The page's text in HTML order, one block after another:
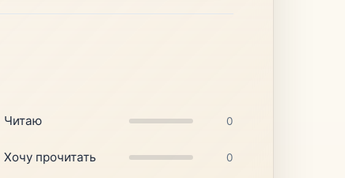
Читаю 0
Хочу прочитать 0